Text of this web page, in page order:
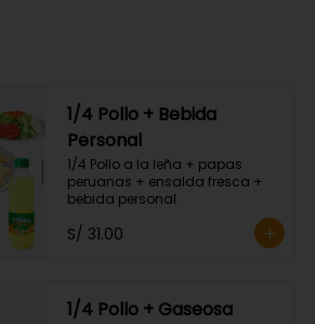
1/4 Pollo + Bebida
Personal
1/4 Pollo a la leña + papas
peruanas + ensalda fresca +
bebida personal.
S/ 31.00
1/4 Pollo + Gaseosa